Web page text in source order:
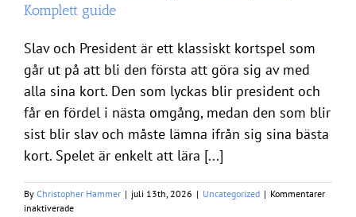
Komplett guide
Slav och President är ett klassiskt kortspel som
går ut på att bli den första att göra sig av med
alla sina kort. Den som lyckas blir president och
får en fördel i nästa omgång, medan den som blir
sist blir slav och måste lämna ifrån sig sina bästa
kort. Spelet är enkelt att lära [...]
By Christopher Hammer | juli 13th, 2026 | Uncategorized | Kommentarer
inaktiveradeför